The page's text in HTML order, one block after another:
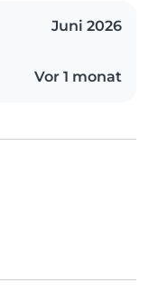
Juni 2026
Vor 1 monat